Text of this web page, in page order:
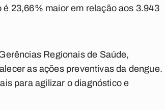
23,66% maior em relação aos 3.943
Regionais de Saúde,
as ações preventivas da dengue.
para agilizar o diagnóstico e